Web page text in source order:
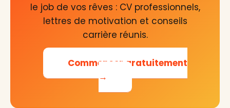
le job de vos rêves : CV professionnels,
lettres de motivation et conseils
carrière réunis.
Commencer gratuitement
→